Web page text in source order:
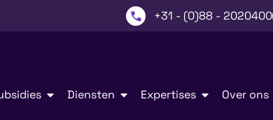
+31 - (0)88 - 2020400
Diensten Expertises Over ons